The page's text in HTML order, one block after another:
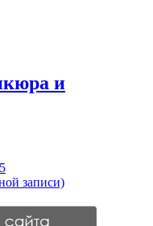
и
записи)